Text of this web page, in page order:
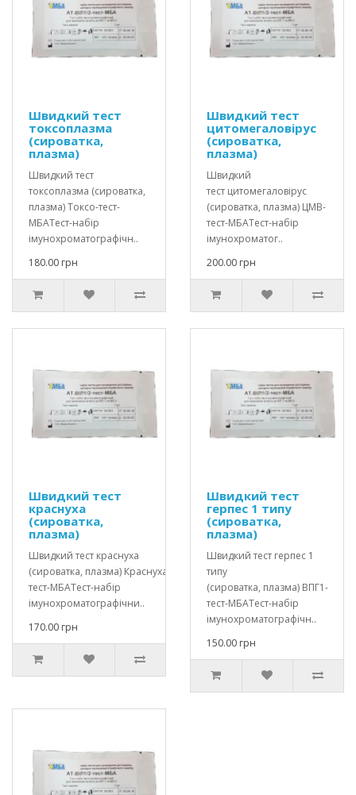
Швидкий тест
токсоплазма
(сироватка,
плазма)
Швидкий тест
токсоплазма (сироватка,
плазма) Токсо-тест-
МБАТест-набір
імунохроматографічн..
180.00 грн
Швидкий тест
цитомегаловірус
(сироватка,
плазма)
Швидкий
тест цитомегаловірус
(сироватка, плазма) ЦМВ-
тест-МБАТест-набір
імунохроматог..
200.00 грн
Швидкий тест
краснуха
(сироватка,
плазма)
Швидкий тест краснуха
(сироватка, плазма) Краснуха-
тест-МБАТест-набір
імунохроматографічни..
170.00 грн
Швидкий тест
герпес 1 типу
(сироватка,
плазма)
Швидкий тест герпес 1
типу
(сироватка, плазма) ВПГ1-
тест-МБАТест-набір
імунохроматографічн..
150.00 грн